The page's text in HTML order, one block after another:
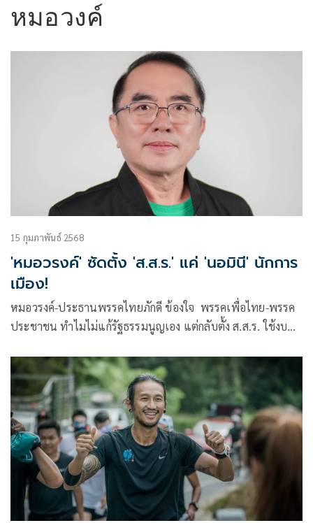
หมอวงค์
15 กุมภาพันธ์ 2568
'หมอวรงค์' ซัดตั้ง 'ส.ส.ร.' แค่ 'นอมินี' นักการ
เมือง!
หมอวรงค์-ประธานพรรคไทยภักดี ข้องใจ พรรคเพื่อไทย-พรรค
ประชาชน ทำไมไม่แก้รัฐธรรมนูญเอง แต่กลับตั้ง ส.ส.ร. ใช้งบ
“นอมินี” นักการเมือง รับรองผลประโยชน์ให้พรรคและนายทุน